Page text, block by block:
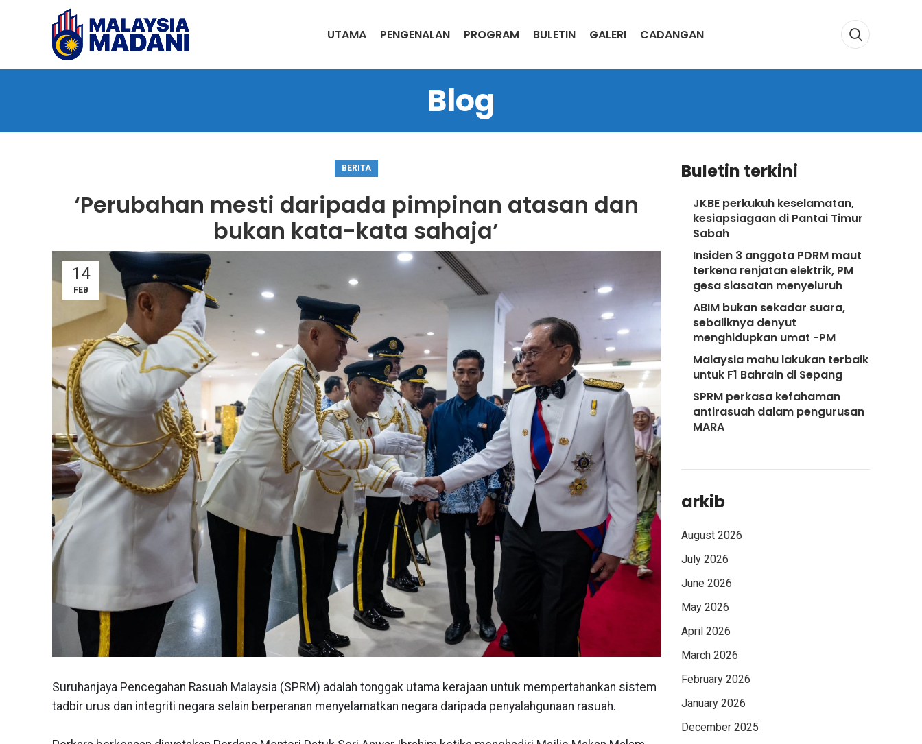
UTAMA PENGENALAN PROGRAM BULETIN GALERI CADANGAN
Blog
BERITA
‘Perubahan mesti daripada pimpinan atasan dan
bukan kata-kata sahaja’
14
FEB
Suruhanjaya Pencegahan Rasuah Malaysia (SPRM) adalah tonggak utama kerajaan untuk mempertahankan sistem
tadbir urus dan integriti negara selain berperanan menyelamatkan negara daripada penyalahgunaan rasuah.
Buletin terkini
JKBE perkukuh keselamatan,
kesiapsiagaan di Pantai Timur
Sabah
Insiden 3 anggota PDRM maut
terkena renjatan elektrik, PM
gesa siasatan menyeluruh
ABIM bukan sekadar suara,
sebaliknya denyut
menghidupkan umat -PM
Malaysia mahu lakukan terbaik
untuk F1 Bahrain di Sepang
SPRM perkasa kefahaman
antirasuah dalam pengurusan
MARA
arkib
August 2026
July 2026
June 2026
May 2026
April 2026
March 2026
February 2026
January 2026
December 2025